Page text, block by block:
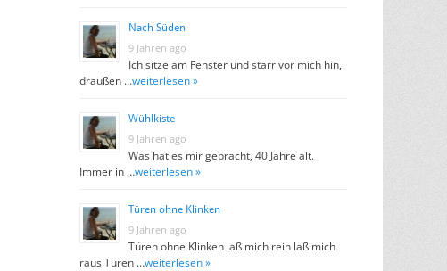
Nach Süden
9 Jahren ago
Ich sitze am Fenster und starr vor mich hin,
draußen …weiterlesen »
Wühlkiste
9 Jahren ago
Was hat es mir gebracht, 40 Jahre alt.
Immer in …weiterlesen »
Türen ohne Klinken
9 Jahren ago
Türen ohne Klinken laß mich rein laß mich
raus Türen …weiterlesen »